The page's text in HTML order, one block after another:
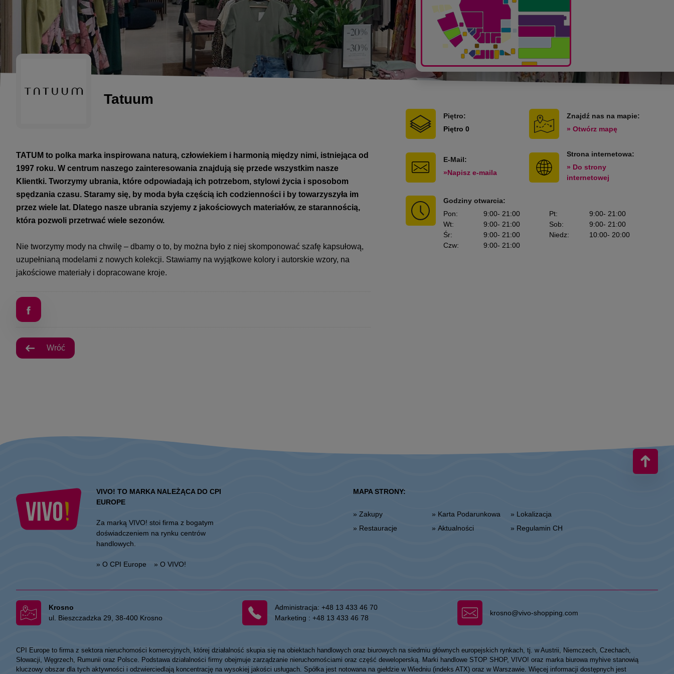
Tatuum
TATUM to polka marka inspirowana naturą, człowiekiem i harmonią między nimi, istniejąca od
1997 roku. W centrum naszego zainteresowania znajdują się przede wszystkim nasze
Klientki. Tworzymy ubrania, które odpowiadają ich potrzebom, stylowi życia i sposobom
spędzania czasu. Staramy się, by moda była częścią ich codzienności i by towarzyszyła im
przez wiele lat. Dlatego nasze ubrania szyjemy z jakościowych materiałów, ze starannością,
która pozwoli przetrwać wiele sezonów.
Nie tworzymy mody na chwilę – dbamy o to, by można było z niej skomponować szafę kapsułową,
uzupełnianą modelami z nowych kolekcji. Stawiamy na wyjątkowe kolory i autorskie wzory, na
jakościowe materiały i dopracowane kroje.
Wróć
Piętro:
Piętro 0
Znajdź nas na mapie:
» Otwórz mapę
E-Mail:
»Napisz e-maila
Strona internetowa:
» Do strony
internetowej
Godziny otwarcia:
Pon: 9:00- 21:00
Wt: 9:00- 21:00
Śr: 9:00- 21:00
Czw: 9:00- 21:00
Pt: 9:00- 21:00
Sob: 9:00- 21:00
Niedz: 10:00- 20:00
VIVO! TO MARKA NALEŻĄCA DO CPI
EUROPE
Za marką VIVO! stoi firma z bogatym
doświadczeniem na rynku centrów
handlowych.
» O CPI Europe » O VIVO!
MAPA STRONY:
» Zakupy
» Restauracje
» Karta Podarunkowa
» Aktualności
» Lokalizacja
» Regulamin CH
Krosno
ul. Bieszczadzka 29, 38-400 Krosno
Administracja: +48 13 433 46 70
Marketing : +48 13 433 46 78
krosno@vivo-shopping.com
CPI Europe to firma z sektora nieruchomości komercyjnych, której działalność skupia się na obiektach handlowych oraz biurowych na siedmiu głównych europejskich rynkach, tj. w Austrii, Niemczech, Czechach,
Słowacji, Węgrzech, Rumunii oraz Polsce. Podstawa działalności firmy obejmuje zarządzanie nieruchomościami oraz część deweloperską. Marki handlowe STOP SHOP, VIVO! oraz marka biurowa myhive stanowią
kluczowy obszar dla tych aktywności i odzwierciedlają koncentrację na wysokiej jakości usługach. Spółka jest notowana na giełdzie w Wiedniu (indeks ATX) oraz w Warszawie. Więcej informacji dostępnych jest